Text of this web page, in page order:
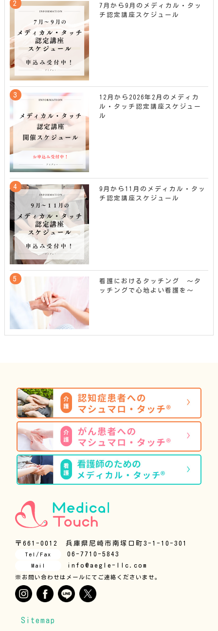
7月から9月のメディカル・タッ
チ認定講座スケジュール
12月から2026年2月のメディカ
ル・タッチ認定講座スケジュー
ル
9月から11月のメディカル・タッ
チ認定講座スケジュール
看護におけるタッチング ～タ
ッチングで心地よい看護を～
〒661-0012 兵庫県尼崎市南塚口町3-1-10-301
Tel/Fax 06-7710-5843
Mail info@aegle-llc.com
※お問い合わせはメールにてご連絡くださいませ。
Sitemap